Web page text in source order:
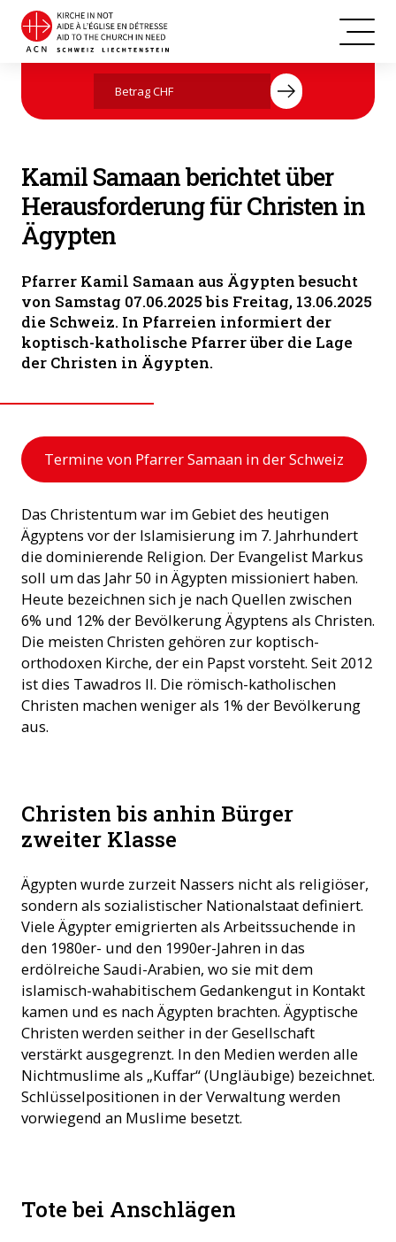
Frau mit Täufling in der Kirche
Jetzt mit Ihrer Spende helfen
Kamil Samaan berichtet über
Herausforderung für Christen in
Ägypten
Pfarrer Kamil Samaan aus Ägypten besucht
von Samstag 07.06.2025 bis Freitag, 13.06.2025
die Schweiz. In Pfarreien informiert der
koptisch-katholische Pfarrer über die Lage
der Christen in Ägypten.
Termine von Pfarrer Samaan in der Schweiz
Das Christentum war im Gebiet des heutigen
Ägyptens vor der Islamisierung im 7. Jahrhundert
die dominierende Religion. Der Evangelist Markus
soll um das Jahr 50 in Ägypten missioniert haben.
Heute bezeichnen sich je nach Quellen zwischen
6% und 12% der Bevölkerung Ägyptens als Christen.
Die meisten Christen gehören zur koptisch-
orthodoxen Kirche, der ein Papst vorsteht. Seit 2012
ist dies Tawadros II. Die römisch-katholischen
Christen machen weniger als 1% der Bevölkerung
aus.
Christen bis anhin Bürger
zweiter Klasse
Ägypten wurde zurzeit Nassers nicht als religiöser,
sondern als sozialistischer Nationalstaat definiert.
Viele Ägypter emigrierten als Arbeitssuchende in
den 1980er- und den 1990er-Jahren in das
erdölreiche Saudi-Arabien, wo sie mit dem
islamisch-wahabitischem Gedankengut in Kontakt
kamen und es nach Ägypten brachten. Ägyptische
Christen werden seither in der Gesellschaft
verstärkt ausgegrenzt. In den Medien werden alle
Nichtmuslime als „Kuffar“ (Ungläubige) bezeichnet.
Schlüsselpositionen in der Verwaltung werden
vorwiegend an Muslime besetzt.
Tote bei Anschlägen